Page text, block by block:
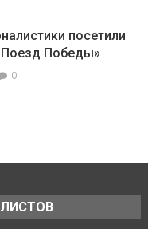
посетили
Победы»
0